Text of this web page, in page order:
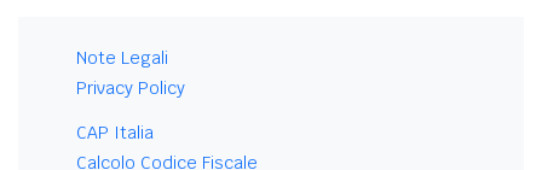
Note Legali
Privacy Policy
CAP Italia
Calcolo Codice Fiscale